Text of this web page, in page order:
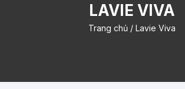
LAVIE VIVA
Trang chủ/ Lavie Viva